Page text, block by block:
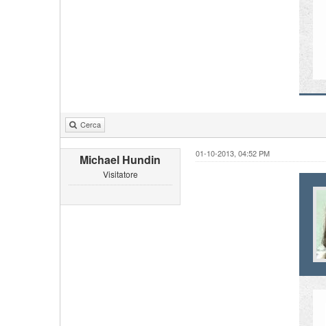
Cerca
Michael Hundin
Visitatore
01-10-2013, 04:52 PM